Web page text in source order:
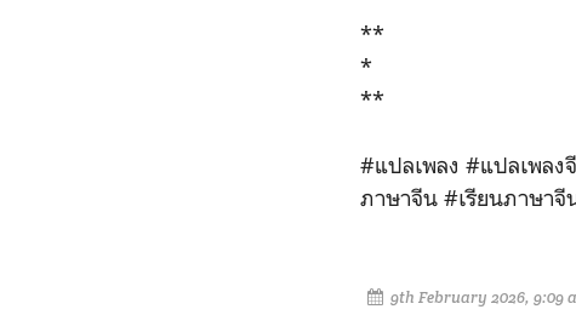
**
*
**
#แปลเพลง #แปลเพลง
ภาษาจีน #เรียนภาษาจี
9th February 2026, 9:09